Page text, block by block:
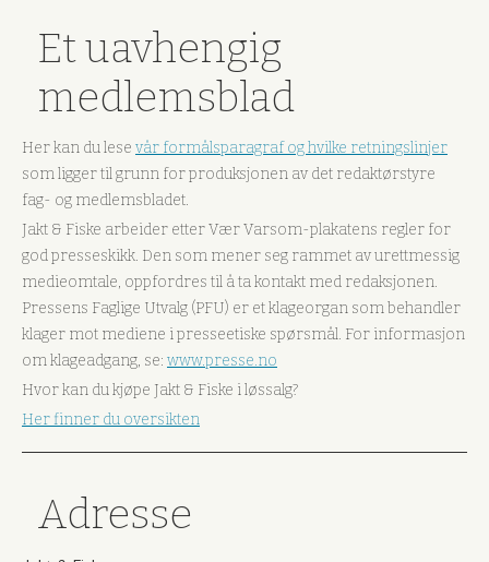
Et uavhengig
medlemsblad
Her kan du lese vår formålsparagraf og hvilke retningslinjer
som ligger til grunn for produksjonen av det redaktørstyre
fag- og medlemsbladet.
Jakt & Fiske arbeider etter Vær Varsom-plakatens regler for
god presseskikk. Den som mener seg rammet av urettmessig
medieomtale, oppfordres til å ta kontakt med redaksjonen.
Pressens Faglige Utvalg (PFU) er et klageorgan som behandler
klager mot mediene i presseetiske spørsmål. For informasjon
om klageadgang, se: www.presse.no
Hvor kan du kjøpe Jakt & Fiske i løssalg?
Her finner du oversikten
Adresse